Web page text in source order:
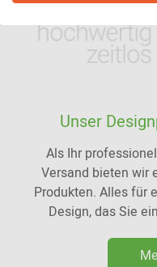
Unser
Als Ihr
Versand bieten wir
Produkten. Alles für
Design, das Sie